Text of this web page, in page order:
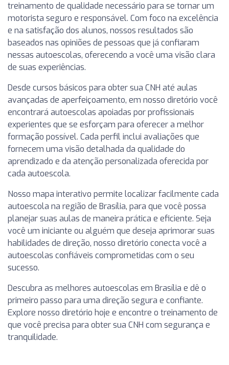
treinamento de qualidade necessário para se tornar um
motorista seguro e responsável. Com foco na excelência
e na satisfação dos alunos, nossos resultados são
baseados nas opiniões de pessoas que já confiaram
nessas autoescolas, oferecendo a você uma visão clara
de suas experiências.
Desde cursos básicos para obter sua CNH até aulas
avançadas de aperfeiçoamento, em nosso diretório você
encontrará autoescolas apoiadas por profissionais
experientes que se esforçam para oferecer a melhor
formação possível. Cada perfil inclui avaliações que
fornecem uma visão detalhada da qualidade do
aprendizado e da atenção personalizada oferecida por
cada autoescola.
Nosso mapa interativo permite localizar facilmente cada
autoescola na região de Brasília, para que você possa
planejar suas aulas de maneira prática e eficiente. Seja
você um iniciante ou alguém que deseja aprimorar suas
habilidades de direção, nosso diretório conecta você a
autoescolas confiáveis comprometidas com o seu
sucesso.
Descubra as melhores autoescolas em Brasília e dê o
primeiro passo para uma direção segura e confiante.
Explore nosso diretório hoje e encontre o treinamento de
que você precisa para obter sua CNH com segurança e
tranquilidade.